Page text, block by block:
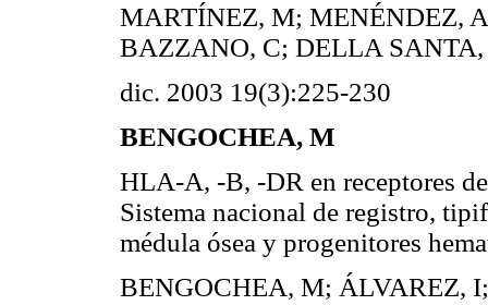
MARTÍNEZ, M; MENÉNDEZ,
BAZZANO, C; DELLA SANTA,
dic. 2003 19(3):225-230
BENGOCHEA, M
HLA-A, -B, -DR en receptores
Sistema nacional de registro,
médula ósea y progenitores
BENGOCHEA, M; ÁLVAREZ,